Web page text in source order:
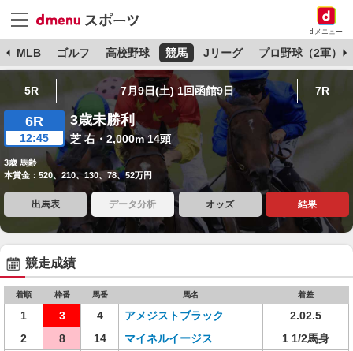
dメニュー
MLB ゴルフ 高校野球 競馬 Jリーグ プロ野球（2軍）
5R 7月9日(土) 1回函館9日 7R
6R
12:45
3歳未勝利
芝 右・2,000m 14頭
3歳 馬齢
本賞金：520、210、130、78、52万円
出馬表 データ分析 オッズ 結果
競走成績
着順 枠番 馬番 馬名 着差
1 3 4 アメジストブラック
2.02.5
2
8 14 マイネルイージス
1 1/2馬身